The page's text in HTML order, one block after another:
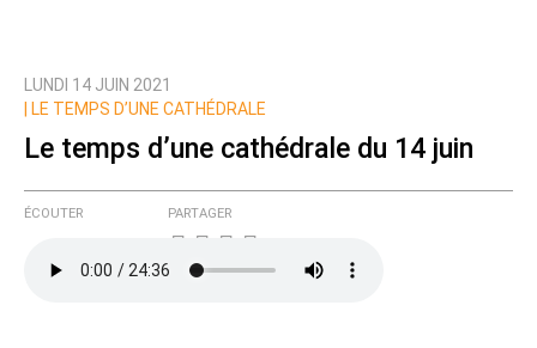
LUNDI 14 JUIN 2021
LE TEMPS D’UNE CATHÉDRALE
Le temps d’une cathédrale du 14 juin
ÉCOUTER PARTAGER